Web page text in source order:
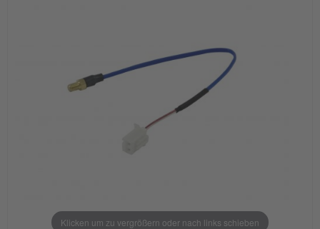
Klicken um zu vergrößern oder nach links schieben